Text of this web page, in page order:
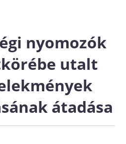
nyomozók
utalt
átadása